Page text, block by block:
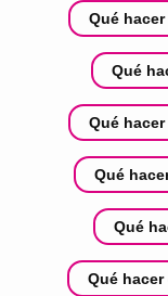
Qué
Qué
Qué
Qué
Qué
Qué hacer